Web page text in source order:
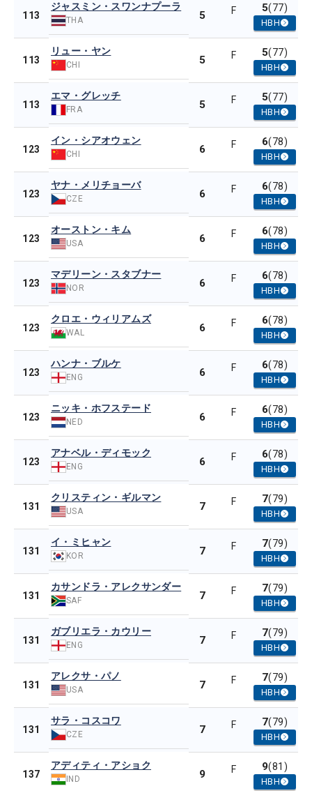
113
ジャスミン・スワンナプーラ
THA 5 F 5(77)
HBH
113
リュー・ヤン
CHI 5 F 5(77)
HBH
113
エマ・グレッチ
FRA 5 F 5(77)
HBH
123
イン・シアオウェン
CHI 6 F 6(78)
HBH
123
ヤナ・メリチョーバ
CZE 6 F 6(78)
HBH
123
オーストン・キム
USA 6 F 6(78)
HBH
123
マデリーン・スタブナー
NOR 6 F 6(78)
HBH
123
クロエ・ウィリアムズ
WAL 6 F 6(78)
HBH
123
ハンナ・ブルケ
ENG 6 F 6(78)
HBH
123
ニッキ・ホフステード
NED 6 F 6(78)
HBH
123
アナベル・ディモック
ENG 6 F 6(78)
HBH
131
クリスティン・ギルマン
USA 7 F 7(79)
HBH
131
イ・ミヒャン
KOR 7 F 7(79)
HBH
131
カサンドラ・アレクサンダー
SAF 7 F 7(79)
HBH
131
ガブリエラ・カウリー
ENG 7 F 7(79)
HBH
131
アレクサ・パノ
USA 7 F 7(79)
HBH
131
サラ・コスコワ
CZE 7 F 7(79)
HBH
137
アディティ・アショク
IND 9 F 9(81)
HBH